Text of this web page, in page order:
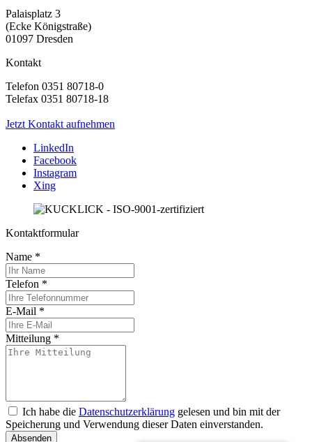
Palaisplatz 3
(Ecke Königstraße)
01097 Dresden
Kontakt
Telefon 0351 80718-0
Telefax 0351 80718-18
Jetzt Kontakt aufnehmen
LinkedIn
Facebook
Instagram
Xing
Kontaktformular
Name *
Telefon *
E-Mail *
Mitteilung *
Ich habe die Datenschutzerklärung gelesen und bin mit der
Speicherung und Verwendung dieser Daten einverstanden.
Absenden